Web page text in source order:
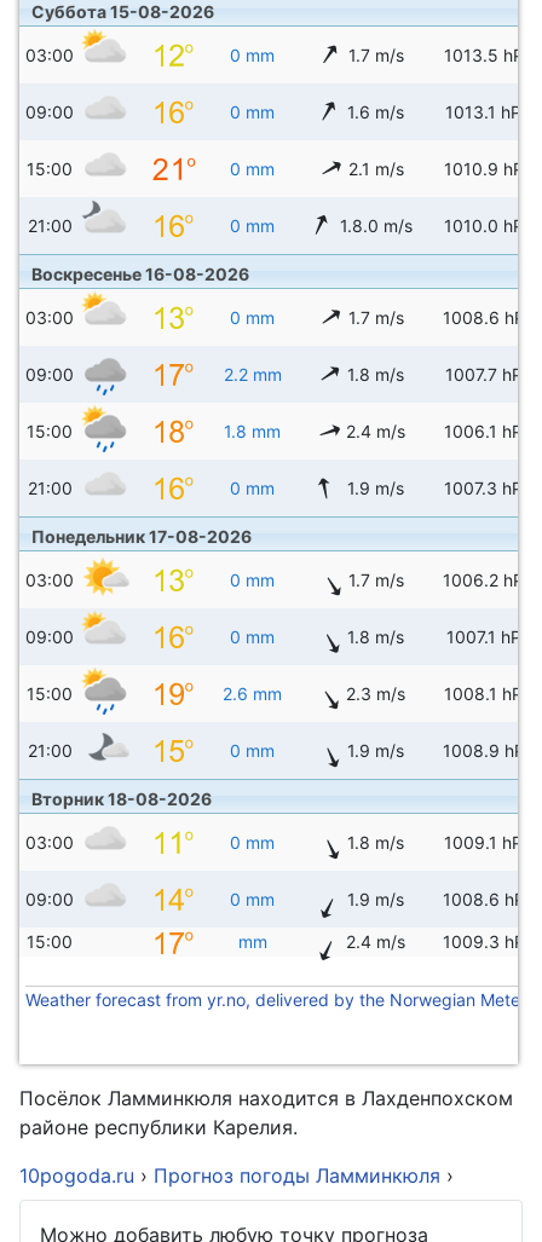
Суббота 15-08-2026
03:00 0 mm 1.7 m/s 1013.5 hPa
09:00 0 mm 1.6 m/s 1013.1 hPa
15:00 0 mm 2.1 m/s 1010.9 hPa
21:00 0 mm 1.8.0 m/s 1010.0 hPa
Воскресенье 16-08-2026
03:00 0 mm 1.7 m/s 1008.6 hPa
09:00 2.2 mm 1.8 m/s 1007.7 hPa
15:00 1.8 mm 2.4 m/s 1006.1 hPa
21:00 0 mm 1.9 m/s 1007.3 hPa
Понедельник 17-08-2026
03:00 0 mm 1.7 m/s 1006.2 hPa
09:00 0 mm 1.8 m/s 1007.1 hPa
15:00 2.6 mm 2.3 m/s 1008.1 hPa
21:00 0 mm 1.9 m/s 1008.9 hPa
Вторник 18-08-2026
03:00 0 mm 1.8 m/s 1009.1 hPa
09:00 0 mm 1.9 m/s 1008.6 hPa
15:00 mm 2.4 m/s 1009.3 hPa
Weather forecast from yr.no, delivered by the Norwegian
Посёлок Ламминкюля находится в Лахденпохском
районе республики Карелия.
10pogoda.ru › Прогноз погоды Ламминкюля ›
Можно добавить любую точку прогноза